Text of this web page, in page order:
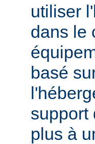
utiliser
dans le
basé
support
plus à